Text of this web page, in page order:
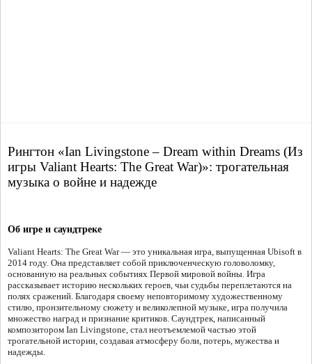
Рингтон «Ian Livingstone – Dream within Dreams (Из
игры Valiant Hearts: The Great War)»: трогательная
музыка о войне и надежде
Об игре и саундтреке
Valiant Hearts: The Great War — это уникальная игра, выпущенная Ubisoft в
2014 году. Она представляет собой приключенческую головоломку,
основанную на реальных событиях Первой мировой войны. Игра
рассказывает историю нескольких героев, чьи судьбы переплетаются на
полях сражений. Благодаря своему неповторимому художественному
стилю, пронзительному сюжету и великолепной музыке, игра получила
множество наград и признание критиков. Саундтрек, написанный
композитором Ian Livingstone, стал неотъемлемой частью этой
трогательной истории, создавая атмосферу боли, потерь, мужества и
надежды.